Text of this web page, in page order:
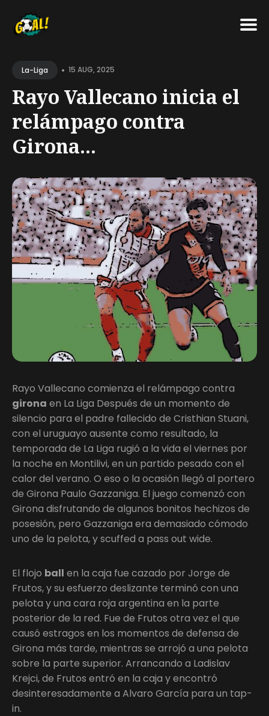
forLa-Liga • 15 AUG, 2025
Rayo Vallecano inicia el
relámpago contra
Girona...
Rayo Vallecano comienza el relámpago contra
girona en La Liga Después de un momento de
silencio para el padre fallecido de Cristhian Stuani,
con el uruguayo ausente como resultado, la
temporada de La Liga rugió a la vida el viernes por
la noche en Montilivi, en un partido pesado con el
calor del verano. O eso o la ocasión llegó al portero
de Girona Paulo Gazzaniga. El juego comenzó con
Girona disfrutando de algunos bonitos hechizos de
posesión, pero Gazzaniga era demasiado cómodo
uno de la pelota, y scuffed a pass out wide.
El flojo ball en la caja fue cazado por Jorge de
Frutos, y su esfuerzo deslizante terminó con una
pelota y una cara roja argentina en la parte
posterior de la red. Fue de Frutos otra vez el que
causó estragos en los momentos de defensa de
Girona más tarde, mientras se arrojó a una pelota
sobre la parte superior. Arrancando a Ladislav
Krejci, de Frutos entró en la caja y encontró
desinteresadamente a Alvaro García para un tap-
in.